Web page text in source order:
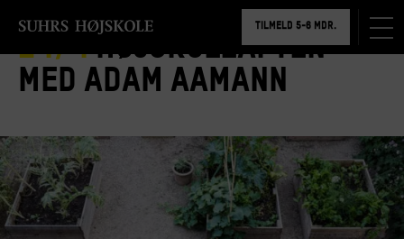
24/4Højskoleaften
med Adam Aamann